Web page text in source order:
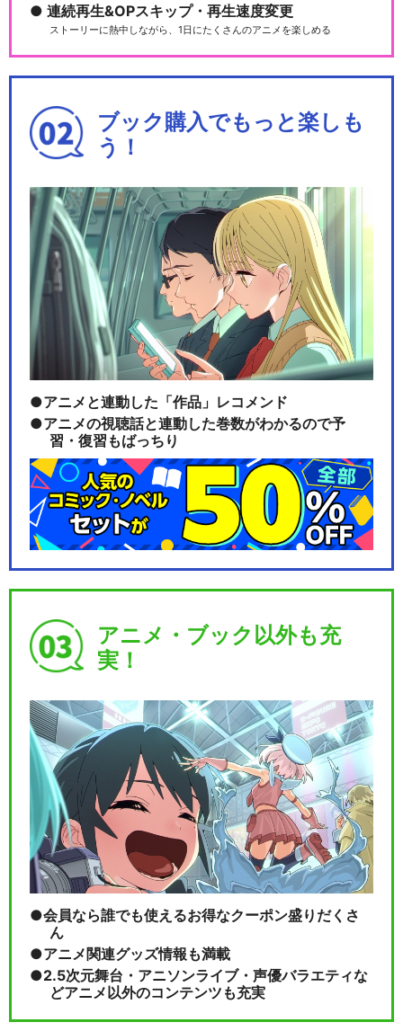
連続再生&OPスキップ・再生速度変更
ストーリーに熱中しながら、1日にたくさんのアニメを楽しめる
ブック購入でもっと楽しも
う！
アニメと連動した「作品」レコメンド
アニメの視聴話と連動した巻数がわかるので予
習・復習もばっちり
アニメ・ブック以外も充
実！
会員なら誰でも使えるお得なクーポン盛りだくさ
ん
アニメ関連グッズ情報も満載
2.5次元舞台・アニソンライブ・声優バラエティな
どアニメ以外のコンテンツも充実